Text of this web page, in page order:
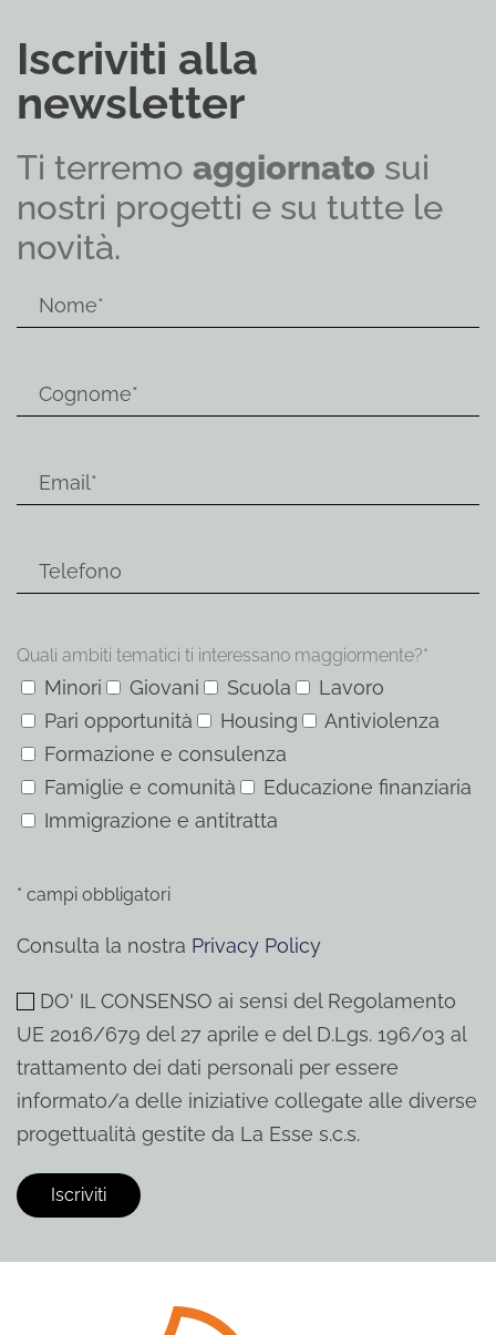
Iscriviti alla
newsletter
Ti terremo aggiornato sui
nostri progetti e su tutte le
novità.
Quali ambiti tematici ti interessano maggiormente?*
Minori Giovani Scuola
Lavoro
Pari opportunità
Housing
Antiviolenza
Formazione e consulenza
Famiglie e comunità
Educazione finanziaria
Immigrazione e antitratta
* campi obbligatori
Consulta la nostra Privacy Policy
DO' IL CONSENSO ai sensi del Regolamento
UE 2016/679 del 27 aprile e del D.Lgs. 196/03 al
trattamento dei dati personali per essere
informato/a delle iniziative collegate alle diverse
progettualità gestite da La Esse s.c.s.